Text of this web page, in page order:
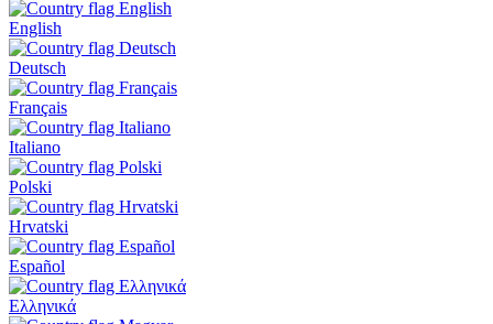
English
Deutsch
Français
Italiano
Polski
Hrvatski
Español
Ελληνικά